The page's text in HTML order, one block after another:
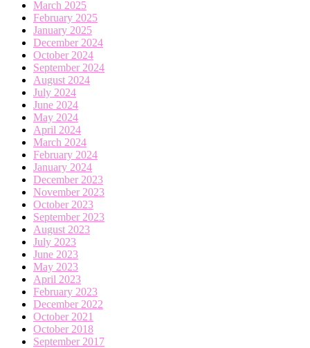
March 2025
February 2025
January 2025
December 2024
October 2024
September 2024
August 2024
July 2024
June 2024
May 2024
April 2024
March 2024
February 2024
January 2024
December 2023
November 2023
October 2023
September 2023
August 2023
July 2023
June 2023
May 2023
April 2023
February 2023
December 2022
October 2021
October 2018
September 2017